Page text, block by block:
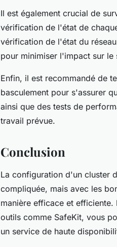
Il est également crucial de
vérification de l'état de
vérification de l'état du
pour minimiser l'impact sur le
Enfin, il est recommandé de
basculement pour s'assurer
ainsi que des tests de
travail prévue.
Conclusion
La configuration d'un cluster
compliquée, mais avec les
manière efficace et efficiente.
outils comme SafeKit, vous
un service de haute